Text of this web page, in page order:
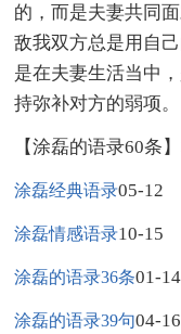
的，而是夫妻共同
敌我双方总是用自
是在夫妻生活当中
持弥补对方的弱项。
【涂磊的语录60条
涂磊经典语录05-12
涂磊情感语录10-15
涂磊的语录36条01-14
涂磊的语录39句04-16